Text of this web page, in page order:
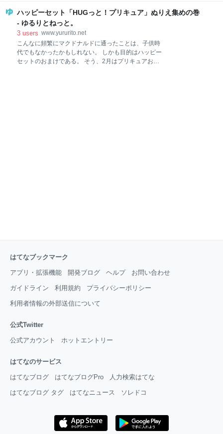
り立ち。 やっとのことで歩き出すと嬉しそうだった。
* 今やもう、自分で着替え、自分で食べ、 自分の要求
を言葉で伝えることもでき、 大人の「ちょっと待っ
て」が通じるようになった*1。 髪型や服装もこだわり
を持ち、 プリキュアごっこや人形のお世話に興じてい
る。 気がつけば娘が自分で考え色々やるようになり、
ハッピーセット「HUGっと！プリキュア」ぬりえ集めの巻
- ゆるりとねっと。
3 users www.yururito.net
こんなに頻繁にマクドナルドに通ったことは、子供時
代でもなかったかもしれない。 しかも目的はハッピー
セットのおまけである。 そう、2月はプリキュアおま
はてなブックマーク
アプリ・拡張機能 開発ブログ ヘルプ お問い合わせ
ガイドライン 利用規約 プライバシーポリシー
利用者情報の外部送信について
公式Twitter
公式アカウント ホットエントリー
はてなのサービス
はてなブログ はてなブログPro 人力検索はてな
はてなブログ タグ はてなニュース ソレドコ